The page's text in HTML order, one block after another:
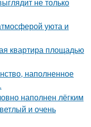
не только
уюта и
квартира площадью
наполненное
наполнен лёгким
и очень